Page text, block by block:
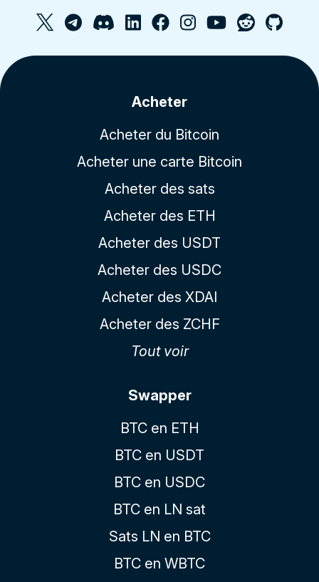
Acheter
Acheter du Bitcoin
Acheter une carte Bitcoin
Acheter des sats
Acheter des ETH
Acheter des USDT
Acheter des USDC
Acheter des XDAI
Acheter des ZCHF
Tout voir
Swapper
BTC en ETH
BTC en USDT
BTC en USDC
BTC en LN sat
Sats LN en BTC
BTC en WBTC